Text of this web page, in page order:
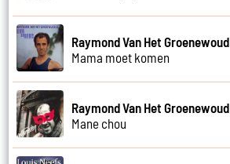
Raymond Van Het Groenewoud
Mama moet komen
Raymond Van Het Groenewoud
Mane chou